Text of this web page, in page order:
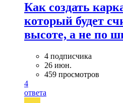
Как создать
который будет
высоте, а не по
4 подписчика
26 июн.
459 просмотров
4
ответа